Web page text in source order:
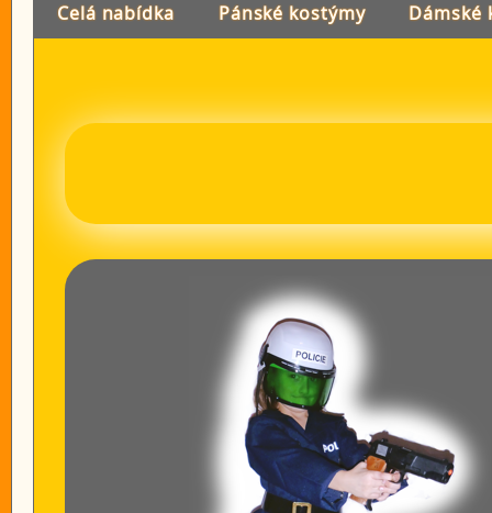
Celá nabídka Pánské kostýmy Dámské